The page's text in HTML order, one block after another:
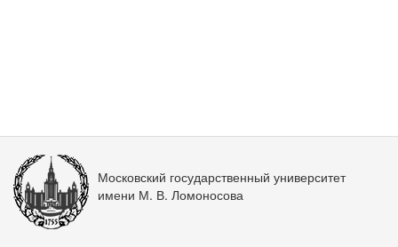
Московский государственный университет
имени М. В. Ломоносова